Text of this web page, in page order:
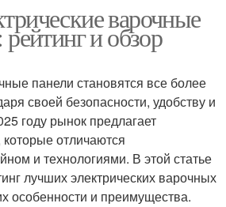
варочные
и обзор
панели становятся все более
своей безопасности, удобству и
году рынок предлагает
отличаются
и технологиями. В этой статье
лучших электрических варочных
особенности и преимущества.